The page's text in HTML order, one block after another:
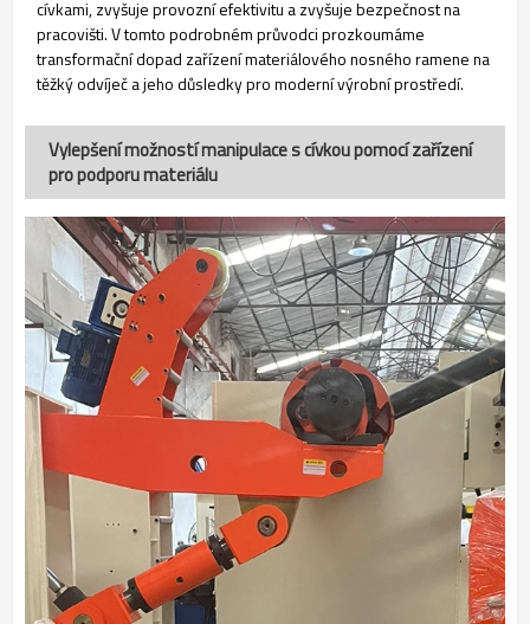
cívkami, zvyšuje provozní efektivitu a zvyšuje bezpečnost na
pracovišti. V tomto podrobném průvodci prozkoumáme
transformační dopad zařízení materiálového nosného ramene na
těžký odvíječ a jeho důsledky pro moderní výrobní prostředí.
Vylepšení možností manipulace s cívkou pomocí zařízení
pro podporu materiálu